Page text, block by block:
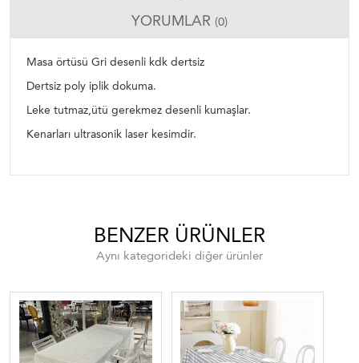
YORUMLAR (0)
Masa örtüsü Gri desenli kdk dertsiz
Dertsiz poly iplik dokuma.
Leke tutmaz,ütü gerekmez desenli kumaşlar.
Kenarları ultrasonik laser kesimdir.
BENZER ÜRÜNLER
Aynı kategorideki diğer ürünler